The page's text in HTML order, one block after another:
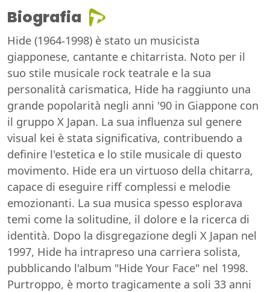
Biografia
Hide (1964-1998) è stato un musicista
giapponese, cantante e chitarrista. Noto per il
suo stile musicale rock teatrale e la sua
personalità carismatica, Hide ha raggiunto una
grande popolarità negli anni '90 in Giappone con
il gruppo X Japan. La sua influenza sul genere
visual kei è stata significativa, contribuendo a
definire l'estetica e lo stile musicale di questo
movimento. Hide era un virtuoso della chitarra,
capace di eseguire riff complessi e melodie
emozionanti. La sua musica spesso esplorava
temi come la solitudine, il dolore e la ricerca di
identità. Dopo la disgregazione degli X Japan nel
1997, Hide ha intrapreso una carriera solista,
pubblicando l'album "Hide Your Face" nel 1998.
Purtroppo, è morto tragicamente a soli 33 anni